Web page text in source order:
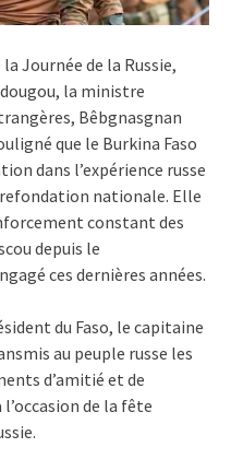
Journée de la Russie,
la ministre
Bêbgnasgnan
que le Burkina Faso
dans l’expérience russe
nationale. Elle
constant des
depuis le
ces dernières années.
du Faso, le capitaine
au peuple russe les
d’amitié et de
de la fête